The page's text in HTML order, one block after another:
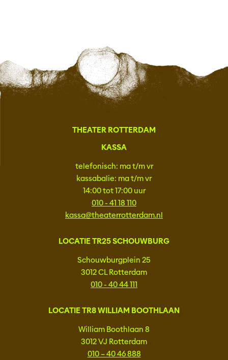
THEATER ROTTERDAM
KASSA
telefonisch: ma t/m vr
kassabalie: ma t/m vr
14:00 tot 17:00 uur
010 - 41 18 110
kassa@theaterrotterdam.nl
LOCATIE TR25 SCHOUWBURG
Schouwburgplein 25
3012 CL Rotterdam
010 - 40 44 111
LOCATIE TR8 WILLIAM BOOTHLAAN
William Boothlaan 8
3012 VJ Rotterdam
010 – 40 46 888